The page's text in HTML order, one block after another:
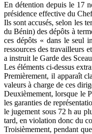
En détention depuis le 17
présidence effective du
Ils sont accusés, selon les
du Bénin) des dépôts à
ces dépôts « dans le seul
ressources des travailleurs
a instruit le Garde des
Les éléments ci-dessus
Premièrement, il apparaît
valeurs à charge de ces
Deuxièmement, lorsque le
les garanties de
le jugement sous 72 h au
tard, en violation donc du
Troisièmement, pendant